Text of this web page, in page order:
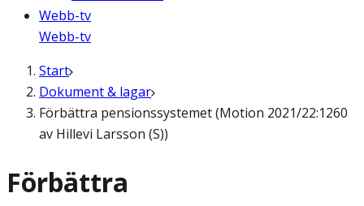
Webb-tv
Webb-tv
Start
Dokument & lagar
Förbättra pensionssystemet (Motion 2021/22:1260
av Hillevi Larsson (S))
Förbättra